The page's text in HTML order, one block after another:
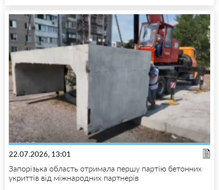
22.07.2026, 13:01
Запорізька область отримала першу партію бетонних
укриттів від міжнародних партнерів